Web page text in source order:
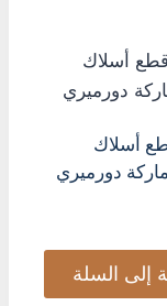
أسلاك
ماركة دورميري
إلى السلة